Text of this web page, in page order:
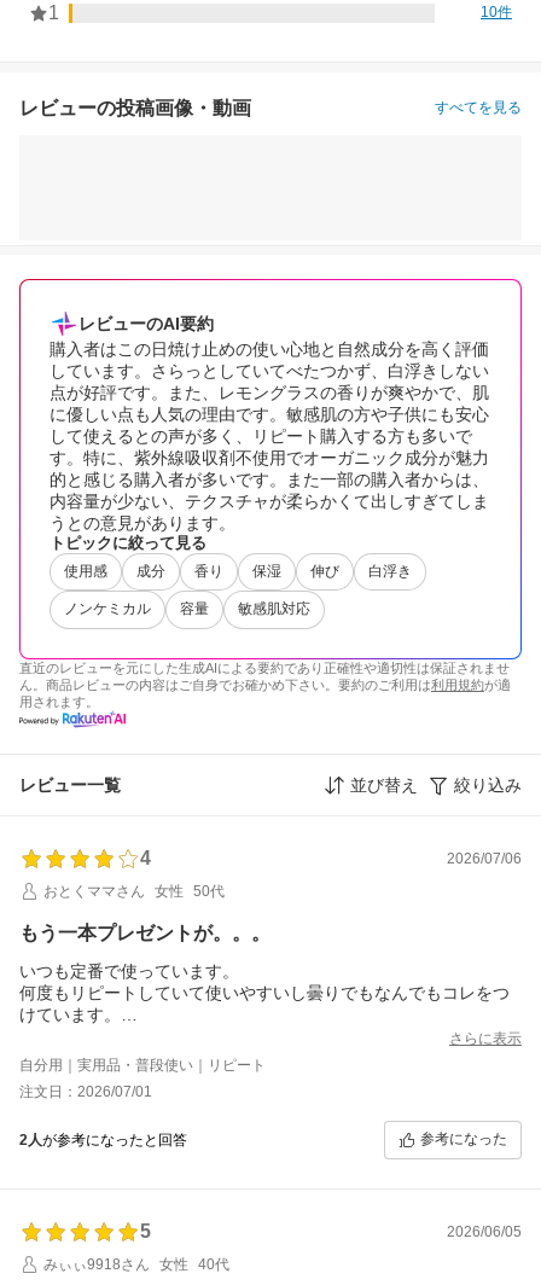
1 10件
レビューの投稿画像・動画 すべてを見る
レビューのAI要約
購入者はこの日焼け止めの使い心地と自然成分を高く評価
しています。さらっとしていてべたつかず、白浮きしない
点が好評です。また、レモングラスの香りが爽やかで、肌
に優しい点も人気の理由です。敏感肌の方や子供にも安心
して使えるとの声が多く、リピート購入する方も多いで
す。特に、紫外線吸収剤不使用でオーガニック成分が魅力
的と感じる購入者が多いです。また一部の購入者からは、
内容量が少ない、テクスチャが柔らかくて出しすぎてしま
うとの意見があります。
トピックに絞って見る
使用感 成分 香り 保湿 伸び 白浮き
ノンケミカル 容量 敏感肌対応
直近のレビューを元にした生成AIによる要約であり正確性や適切性は保証されませ
ん。商品レビューの内容はご自身でお確かめ下さい。要約のご利用は利用規約が適
用されます。
レビュー一覧 並び替え 絞り込み
4
2026/07/06
おとくママさん
女性 50代
もう一本プレゼントが。。。
いつも定番で使っています。
何度もリピートしていて使いやすいし曇りでもなんでもコレをつ
けています。
前はまとめ買いするとおまけでもう一本があったので無くなると
なんだか悲しいので星減らしました。
たまにでも良いのでまたやって貰えると嬉しいです。
さらに表示
自分用｜実用品・普段使い｜リピート
注文日：2026/07/01
2人が参考になったと回答 参考になった
5
2026/06/05
みぃぃ9918さん
女性 40代